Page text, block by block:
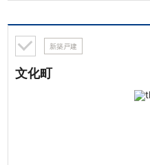
新築戸建
文化町